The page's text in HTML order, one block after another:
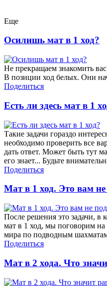
Еще
Осилишь мат в 1 ход?
Не прекращаем знакомить
В позиции ход белых. Они
Поделиться
Есть ли здесь мат в 1
Такие задачи гораздо
необходимо проверить все
дать ответ. Может быть тут
его знает... Будьте
Поделиться
Мат в 1 ход. Это вам
После решения это задачи, в
мат в 1 ход, мы поговорим
мира по подводным
Поделиться
Мат в 2 хода. Что